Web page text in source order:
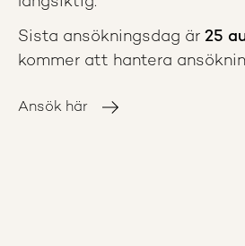
Sista ansökningsdag är 25
kommer att hantera
Ansök här